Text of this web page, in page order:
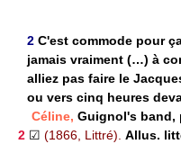
2 C'est commode pour
jamais vraiment (…) à
alliez pas faire le
ou vers cinq heures
Céline, Guignol's band,
2 ☑ (1866, Littré). Allus.